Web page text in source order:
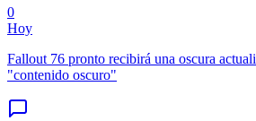
0
Hoy
Fallout 76 pronto recibirá una oscura
"contenido oscuro"